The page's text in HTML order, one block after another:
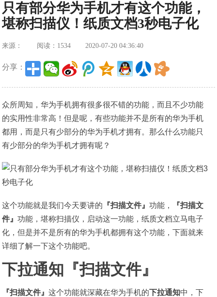
只有部分华为手机才有这个功能，
堪称扫描仪！纸质文档3秒电子化
来源： 阅读：1534 2020-07-20 04:36:40
分享：
众所周知，华为手机拥有很多很不错的功能，而且不少功能
的实用性非常高！但是呢，有些功能并不是所有的华为手机
都用，而是只有少部分的华为手机才拥有。那么什么功能只
有少部分的华为手机才拥有呢？
这个功能就是我们今天要讲的 『扫描文件』功能，
『扫描文
件』功能，堪称扫描仪，启动这一功能，纸质文档立马电子
化，但是并不是所有的华为手机都拥有这个功能，下面就来
详细了解一下这个功能吧。
下拉通知『扫描文件』
『扫描文件』这个功能就深藏在华为手机的下拉通知中，下